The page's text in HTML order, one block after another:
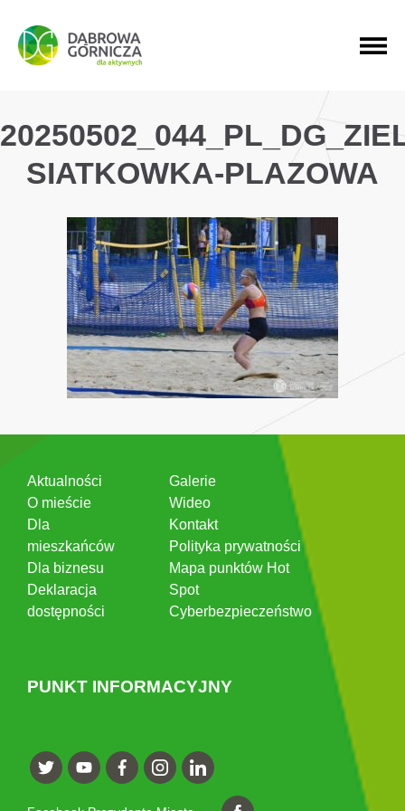
PRZEJDŹ DO MENU GŁÓWNEGO
PRZEJDŹ DO WYSZUKIWARKI
PRZEJDŹ DO TREŚCI
SIATKOWKA-PLAZOWA
Aktualności
O mieście
Dla
mieszkańców
Dla biznesu
Deklaracja
dostępności
Galerie
Wideo
Kontakt
Polityka prywatności
Mapa punktów Hot
Spot
Cyberbezpieczeństwo
PUNKT INFORMACYJNY